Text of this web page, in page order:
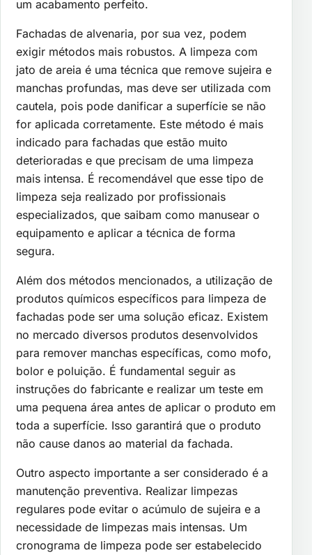
um acabamento perfeito.
Fachadas de alvenaria, por sua vez, podem
exigir métodos mais robustos. A limpeza com
jato de areia é uma técnica que remove sujeira e
manchas profundas, mas deve ser utilizada com
cautela, pois pode danificar a superfície se não
for aplicada corretamente. Este método é mais
indicado para fachadas que estão muito
deterioradas e que precisam de uma limpeza
mais intensa. É recomendável que esse tipo de
limpeza seja realizado por profissionais
especializados, que saibam como manusear o
equipamento e aplicar a técnica de forma
segura.
Além dos métodos mencionados, a utilização de
produtos químicos específicos para limpeza de
fachadas pode ser uma solução eficaz. Existem
no mercado diversos produtos desenvolvidos
para remover manchas específicas, como mofo,
bolor e poluição. É fundamental seguir as
instruções do fabricante e realizar um teste em
uma pequena área antes de aplicar o produto em
toda a superfície. Isso garantirá que o produto
não cause danos ao material da fachada.
Outro aspecto importante a ser considerado é a
manutenção preventiva. Realizar limpezas
regulares pode evitar o acúmulo de sujeira e a
necessidade de limpezas mais intensas. Um
cronograma de limpeza pode ser estabelecido